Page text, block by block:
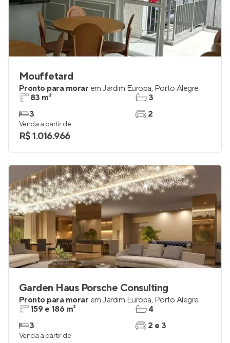
Mouffetard
Pronto para morar em Jardim Europa, Porto Alegre
83 m²
3
3
2
Venda a partir de
R$ 1.016.966
Garden Haus Porsche Consulting
Pronto para morar em Jardim Europa, Porto Alegre
159 e 186 m²
3
4
2 e 3
Venda a partir de